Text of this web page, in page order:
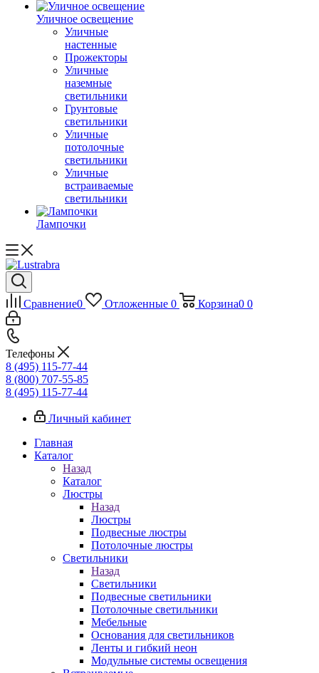
Уличное освещение
Уличные
настенные
Прожекторы
Уличные
наземные
светильники
Грунтовые
светильники
Уличные
потолочные
светильники
Уличные
встраиваемые
светильники
Лампочки
Сравнение0 Отложенные 0 Корзина0 0
Телефоны
8 (495) 115-77-44
8 (800) 707-55-85
8 (495) 115-77-44
Личный кабинет
Главная
Каталог
Назад
Каталог
Люстры
Назад
Люстры
Подвесные люстры
Потолочные люстры
Светильники
Назад
Светильники
Подвесные светильники
Потолочные светильники
Мебельные
Основания для светильников
Ленты и гибкий неон
Модульные системы освещения